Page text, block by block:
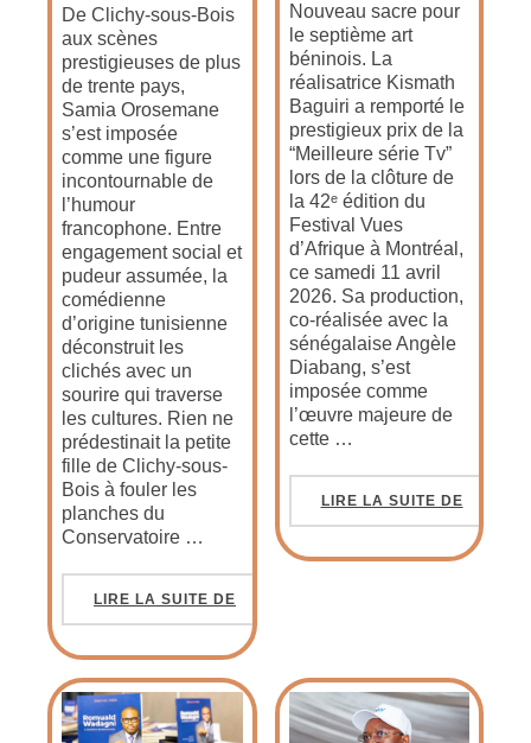
De Clichy-sous-Bois
aux scènes
prestigieuses de plus
de trente pays,
Samia Orosemane
s’est imposée
comme une figure
incontournable de
l’humour
francophone. Entre
engagement social et
pudeur assumée, la
comédienne
d’origine tunisienne
déconstruit les
clichés avec un
sourire qui traverse
les cultures. Rien ne
prédestinait la petite
fille de Clichy-sous-
Bois à fouler les
planches du
Conservatoire …
LIRE LA SUITE DE
Nouveau sacre pour
le septième art
béninois. La
réalisatrice Kismath
Baguiri a remporté le
prestigieux prix de la
“Meilleure série Tv”
lors de la clôture de
la 42ᵉ édition du
Festival Vues
d’Afrique à Montréal,
ce samedi 11 avril
2026. Sa production,
co-réalisée avec la
sénégalaise Angèle
Diabang, s’est
imposée comme
l’œuvre majeure de
cette …
LIRE LA SUITE DE